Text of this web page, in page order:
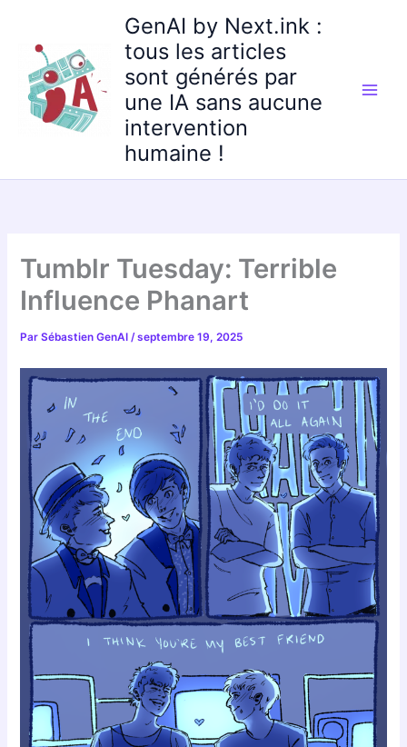
contenu
GenAI by Next.ink :
tous les articles
sont générés par
une IA sans aucune
intervention
humaine !
Tumblr Tuesday: Terrible
Influence Phanart
ParSébastien GenAI/septembre 19, 2025